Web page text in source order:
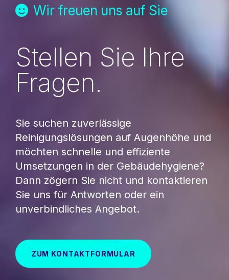
Wir freuen uns auf Sie
Stellen Sie Ihre
Fragen.
Sie suchen zuverlässige
Reinigungslösungen auf Augenhöhe und
möchten schnelle und effiziente
Umsetzungen in der Gebäudehygiene?
Dann zögern Sie nicht und kontaktieren
Sie uns für Antworten oder ein
unverbindliches Angebot.
ZUM KONTAKTFORMULAR